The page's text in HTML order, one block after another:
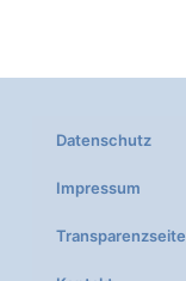
Datenschutz
Impressum
Transparenzseite